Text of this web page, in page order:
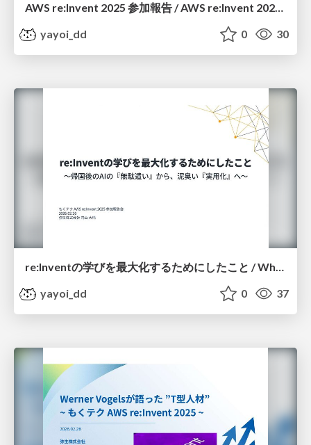
AWS re:Invent 2025 参加報告 / AWS re:Invent 2025 Participation Report
yayoi_dd
0 30
re:Inventの学びを最大化するためにしたこと / What I Did to Maximize Learning at re:Invent
yayoi_dd
0 37